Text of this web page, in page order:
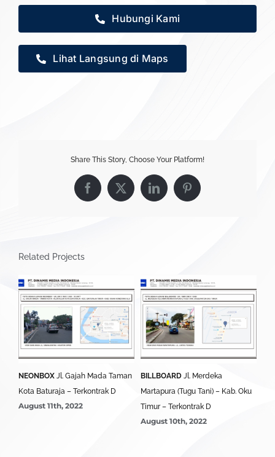
Hubungi Kami
Lihat Langsung di Maps
Share This Story, Choose Your Platform!
Facebook
X LinkedInPinterest
Related Projects
NEONBOX Jl. Gajah Mada Taman
Kota Baturaja – Terkontrak D
August 11th, 2022
BILLBOARD Jl. Merdeka
Martapura (Tugu Tani) – Kab. Oku
Timur – Terkontrak D
August 10th, 2022